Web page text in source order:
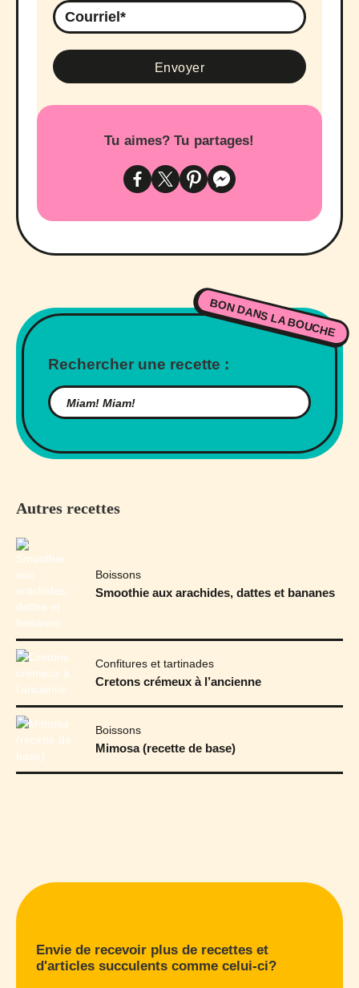
Tu aimes? Tu partages!
BON DANS LA BOUCHE
Rechercher une recette :
Autres recettes
Boissons
Smoothie aux arachides, dattes et bananes
Confitures et tartinades
Cretons crémeux à l’ancienne
Boissons
Mimosa (recette de base)
Envie de recevoir plus de recettes et
d'articles succulents comme celui-ci?